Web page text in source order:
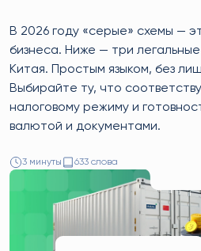
В 2026 году «серые» схемы —
бизнеса. Ниже — три
Китая. Простым языком, без
Выбирайте ту, что
налоговому режиму и
валютой и документами.
3 минуты 633 слова